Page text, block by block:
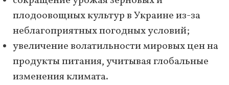
плодоовощных культур в Украине из-за
неблагоприятных погодных условий;
увеличение волатильности мировых цен на
продукты питания, учитывая глобальные
изменения климата.